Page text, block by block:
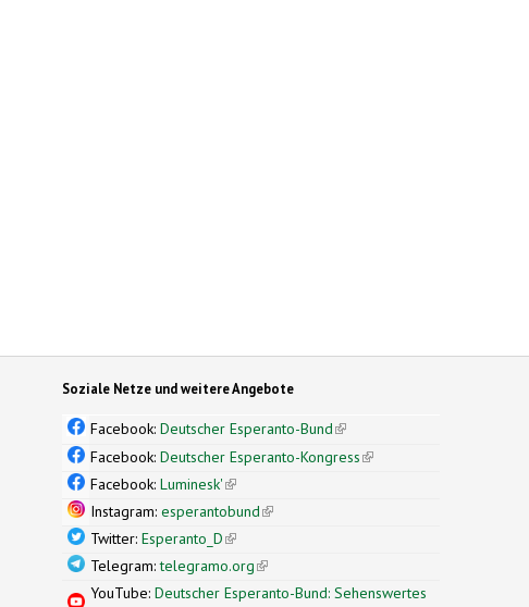
Soziale Netze und weitere Angebote
Facebook:Deutscher Esperanto-Bund(link is external)
Facebook:Deutscher Esperanto-Kongress(link is external)
Facebook:Luminesk'(link is external)
Instagram:esperantobund(link is external)
Twitter:Esperanto_D(link is external)
Telegram:telegramo.org(link is external)
YouTube:Deutscher Esperanto-Bund: Sehenswertes